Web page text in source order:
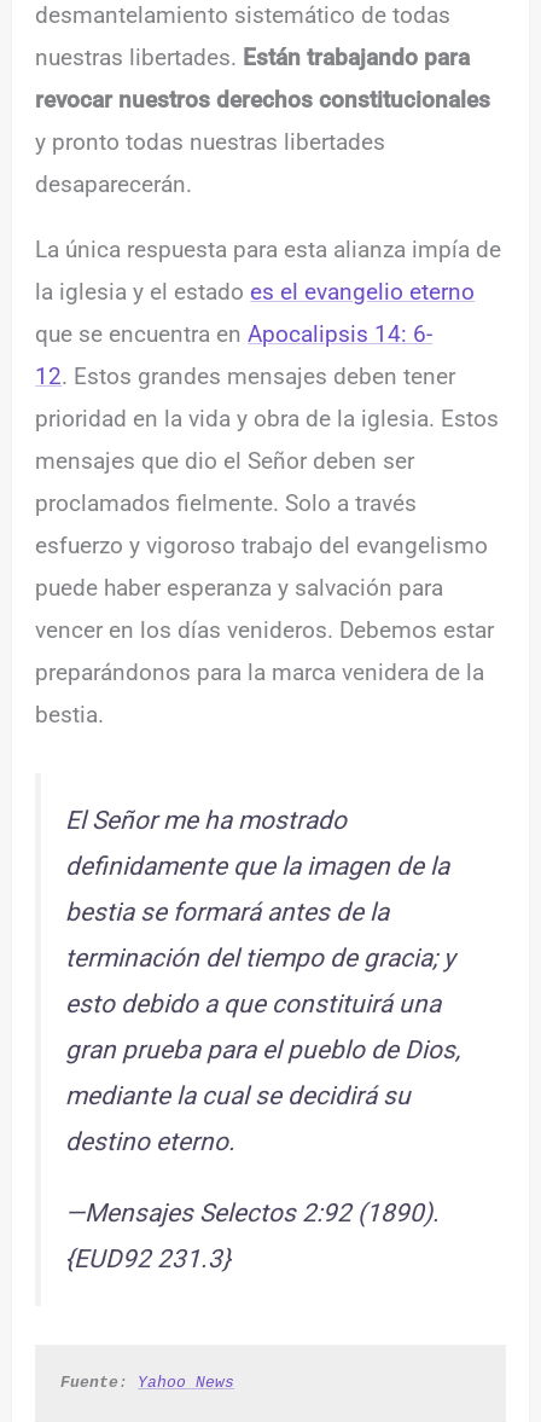
desmantelamiento sistemático de todas
nuestras libertades. Están trabajando para
revocar nuestros derechos constitucionales
y pronto todas nuestras libertades
desaparecerán.
La única respuesta para esta alianza impía de
la iglesia y el estado es el evangelio eterno
que se encuentra enApocalipsis 14: 6-
12. Estos grandes mensajes deben tener
prioridad en la vida y obra de la iglesia. Estos
mensajes que dio el Señor deben ser
proclamados fielmente. Solo a través
esfuerzo y vigoroso trabajo del evangelismo
puede haber esperanza y salvación para
vencer en los días venideros. Debemos estar
preparándonos para la marca venidera de la
bestia.
El Señor me ha mostrado
definidamente que la imagen de la
bestia se formará antes de la
terminación del tiempo de gracia; y
esto debido a que constituirá una
gran prueba para el pueblo de Dios,
mediante la cual se decidirá su
destino eterno.
—Mensajes Selectos 2:92 (1890).
{EUD92 231.3}
Fuente : Yahoo News